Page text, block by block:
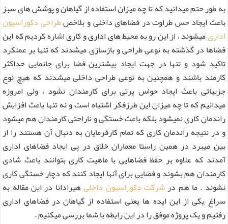
به طور حتم میدانید که تا چه میزان استفاده از گیاهان و پوشش های سبز
باعث ایجاد حس طراوت در فضاهای داخلی و بلاخصطراحی دکوراسیون
اداریمیشوند ، از این رو به محیط های اداری و کاری اشاره کردیم که این
فضاها در گذشته به نوعی طراحی و بازسازی میشدند که تنها بر عملکرد
تاکید شود و تنها در جهت ایجاد بیشترین فضا برای جانمایی حداکثر
کارمند باشند و همچنین به نوعی طراحی داخلی میشدند که هیچ نوع
جزییاتی باعث ایجاد حواس پرتی برای کارمندان نشود ، ولی امروزه
میدانیم که تا چه میزان این طرزفکر اشتباه است و نه تنها باعث افزایش
راندمان کاری نمیشود بلکه باعث خستگی و ناراحتی کارمندان هم میشود
و در نتیجه راندمان کاری که تمام کارفرمایان به دنبال آن هستند را از
بین میبرد در همین راستا معماران خلاق در پی ایجاد فضاهای اداری
آمدند که علاوه بر حفظ فضاهایی با ماهیت کاری بتوانند باعث شادی
کارمندان هم بشوند و فضایی برای آنها ایجاد کنند که دچار خستگی کاری
نشوند . ما هم درشرکت دکوراسیون داخلیهیرادانا در این مقاله به
سراغ یکی از این ایده ها یعنی استفاده از گیاهان در فضاهای اداری
رفتیم و یک پروژه موفق را در این رابطه با شما بررسی میکنیم .